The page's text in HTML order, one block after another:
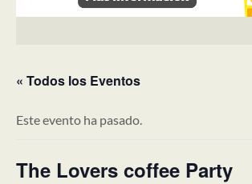
« Todos los Eventos
Este evento ha pasado.
The Lovers coffee Party